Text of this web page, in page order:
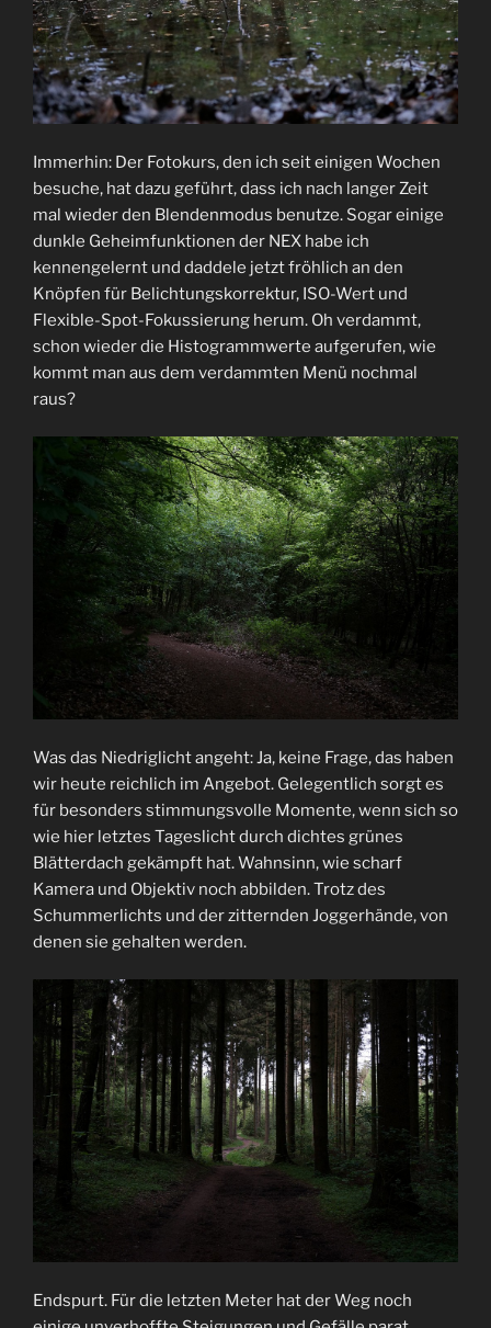
Immerhin: Der Fotokurs, den ich seit einigen Wochen
besuche, hat dazu geführt, dass ich nach langer Zeit
mal wieder den Blendenmodus benutze. Sogar einige
dunkle Geheimfunktionen der NEX habe ich
kennengelernt und daddele jetzt fröhlich an den
Knöpfen für Belichtungskorrektur, ISO-Wert und
Flexible-Spot-Fokussierung herum. Oh verdammt,
schon wieder die Histogrammwerte aufgerufen, wie
kommt man aus dem verdammten Menü nochmal
raus?
Was das Niedriglicht angeht: Ja, keine Frage, das haben
wir heute reichlich im Angebot. Gelegentlich sorgt es
für besonders stimmungsvolle Momente, wenn sich so
wie hier letztes Tageslicht durch dichtes grünes
Blätterdach gekämpft hat. Wahnsinn, wie scharf
Kamera und Objektiv noch abbilden. Trotz des
Schummerlichts und der zitternden Joggerhände, von
denen sie gehalten werden.
Endspurt. Für die letzten Meter hat der Weg noch